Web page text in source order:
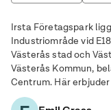
Irsta Företagspark
Industriområde vid
Västerås stad och
Västerås Kommun,
Centrum. Här
lättare industri, lager och kontor. Området